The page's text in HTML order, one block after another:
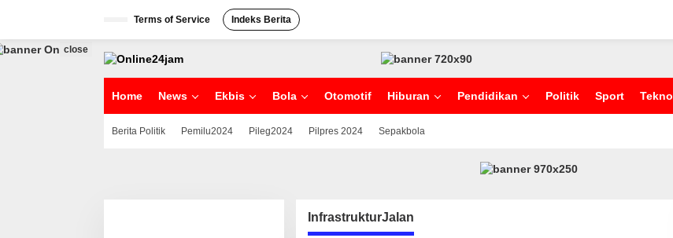
p
Terms of Service Indeks Berita
Home News Ekbis Bola Otomotif Hiburan Pendidikan Politik Sport Tekno
Berita Politik Pemilu2024 Pileg2024 Pilpres 2024 Sepakbola
close
InfrastrukturJalan